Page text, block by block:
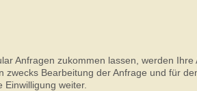
Anfragen zukommen lassen, werden
zwecks Bearbeitung der Anfrage und für
weiter.